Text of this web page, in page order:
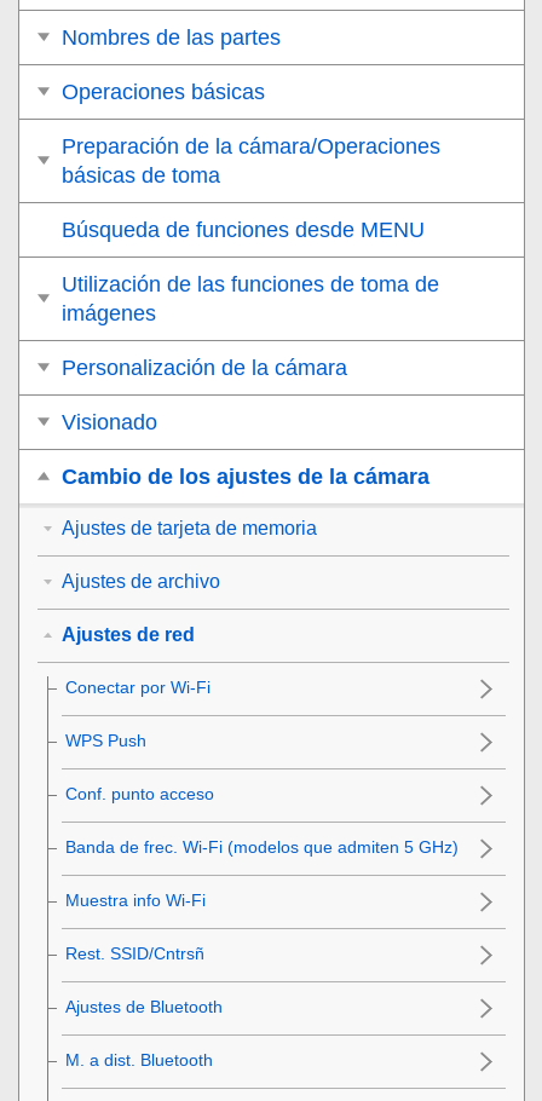
Nombres de las partes
Operaciones básicas
Preparación de la cámara/Operaciones
básicas de toma
Búsqueda de funciones desde MENU
Utilización de las funciones de toma de
imágenes
Personalización de la cámara
Visionado
Cambio de los ajustes de la cámara
Ajustes de tarjeta de memoria
Ajustes de archivo
Ajustes de red
Conectar por Wi-Fi
WPS Push
Conf. punto acceso
Banda de frec. Wi-Fi (modelos que admiten 5 GHz)
Muestra info Wi-Fi
Rest. SSID/Cntrsñ
Ajustes de Bluetooth
M. a dist. Bluetooth